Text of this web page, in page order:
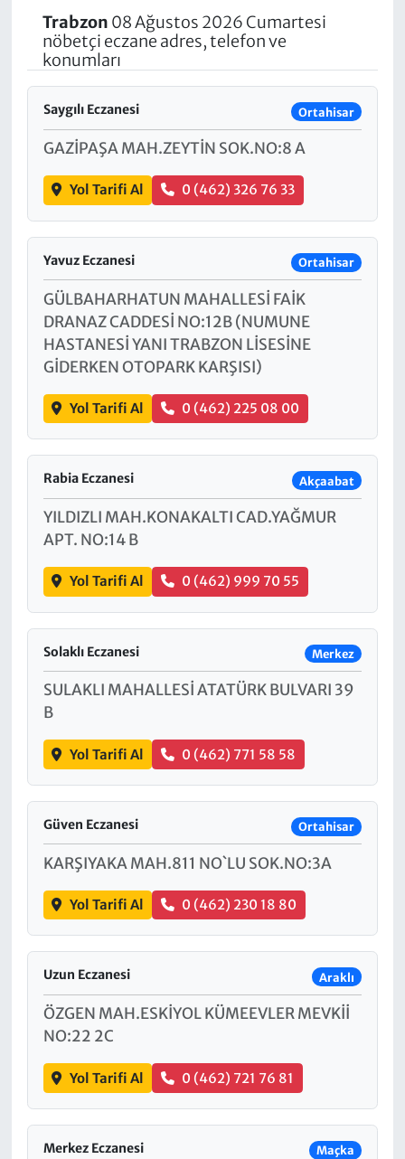
Trabzon 08 Ağustos 2026 Cumartesi
nöbetçi eczane adres, telefon ve
konumları
Saygılı Eczanesi Ortahisar
GAZİPAŞA MAH.ZEYTİN SOK.NO:8 A
Yol Tarifi Al 0 (462) 326 76 33
Yavuz Eczanesi Ortahisar
GÜLBAHARHATUN MAHALLESİ FAİK
DRANAZ CADDESİ NO:12B (NUMUNE
HASTANESİ YANI TRABZON LİSESİNE
GİDERKEN OTOPARK KARŞISI)
Yol Tarifi Al 0 (462) 225 08 00
Rabia Eczanesi Akçaabat
YILDIZLI MAH.KONAKALTI CAD.YAĞMUR
APT. NO:14 B
Yol Tarifi Al 0 (462) 999 70 55
Solaklı Eczanesi Merkez
SULAKLI MAHALLESİ ATATÜRK BULVARI 39
B
Yol Tarifi Al 0 (462) 771 58 58
Güven Eczanesi Ortahisar
KARŞIYAKA MAH.811 NO`LU SOK.NO:3A
Yol Tarifi Al 0 (462) 230 18 80
Uzun Eczanesi Araklı
ÖZGEN MAH.ESKİYOL KÜMEEVLER MEVKİİ
NO:22 2C
Yol Tarifi Al 0 (462) 721 76 81
Merkez Eczanesi Maçka